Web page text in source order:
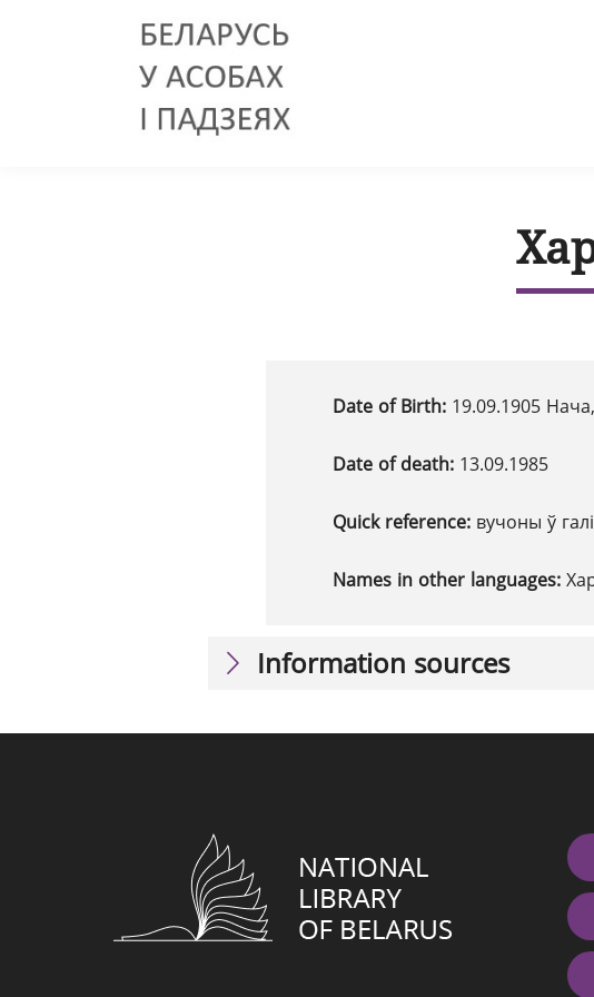
Date of Birth: 19.09.1905
Date of death: 13.09.1985
Quick reference: вучоны ў
Names in other languages:
Information sources